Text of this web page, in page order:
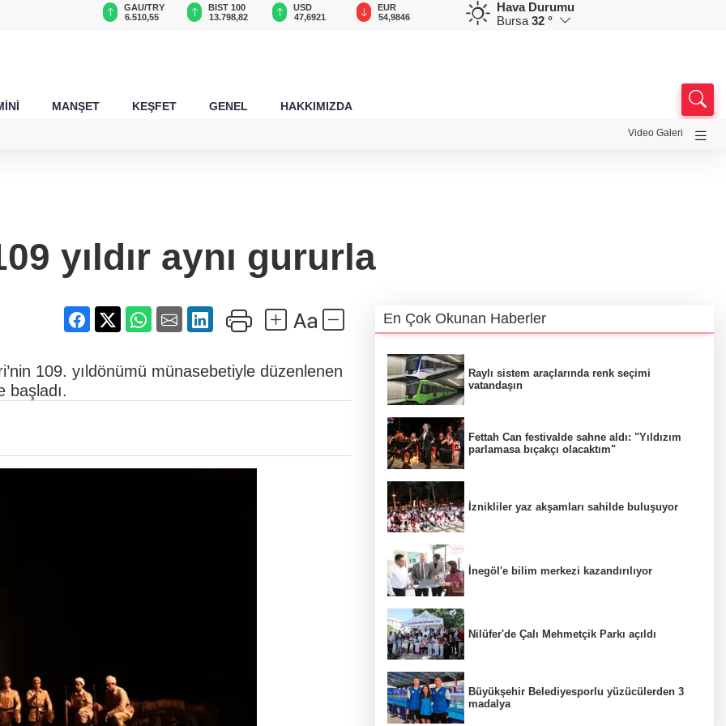
BIST 100
13.798,82
USD
47,6921
EUR
54,9846
GBP
64,1896
CHF
58,6835
CAD
34,0245
Hava Durumu
Bursa 32 °
MANŞET KEŞFET GENEL HAKKIMIZDA
Video Galeri
yıldır aynı gururla
109. yıldönümü münasebetiyle düzenlenen
başladı.
En Çok Okunan Haberler
Raylı sistem araçlarında renk seçimi
vatandaşın
Fettah Can festivalde sahne aldı: "Yıldızım
parlamasa bıçakçı olacaktım"
İznikliler yaz akşamları sahilde buluşuyor
İnegöl'e bilim merkezi kazandırılıyor
Nilüfer'de Çalı Mehmetçik Parkı açıldı
Büyükşehir Belediyesporlu yüzücülerden 3
madalya